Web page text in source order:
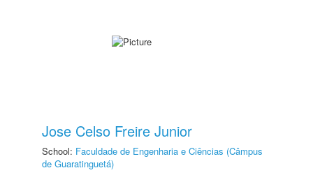
Jose Celso Freire Junior
School: Faculdade de Engenharia e Ciências (Câmpus
de Guaratinguetá)